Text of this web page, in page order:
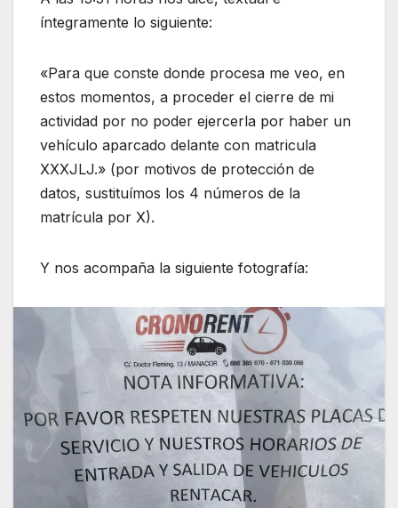
íntegramente lo siguiente:
«Para que conste donde procesa me veo, en
estos momentos, a proceder el cierre de mi
actividad por no poder ejercerla por haber un
vehículo aparcado delante con matricula
XXXJLJ.» (por motivos de protección de
datos, sustituímos los 4 números de la
matrícula por X).
Y nos acompaña la siguiente fotografía: